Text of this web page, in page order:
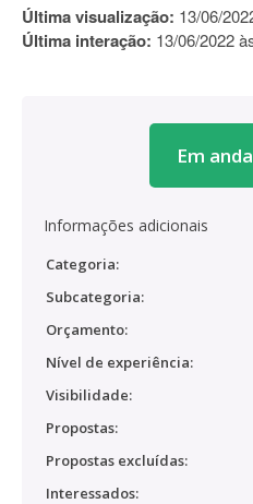
Última visualização: 13/06/
Última interação: 13/06/2022
Em
Informações adicionais
Categoria:
Subcategoria:
Orçamento:
Nível de experiência:
Visibilidade:
Propostas:
Propostas excluídas:
Interessados: